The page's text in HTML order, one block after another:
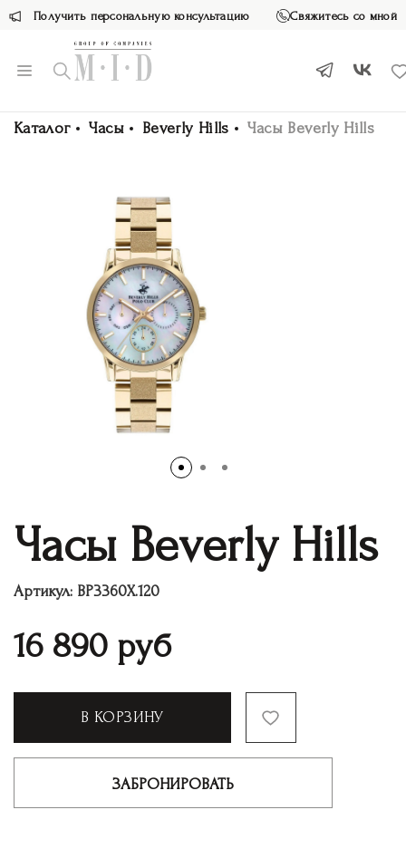
Получить персональную консультацию Свяжитесь со мной
Каталог Часы Beverly Hills Часы Beverly Hills
Часы Beverly Hills
Артикул: BP3360Х.120
16 890 руб
В КОРЗИНУ
ЗАБРОНИРОВАТЬ